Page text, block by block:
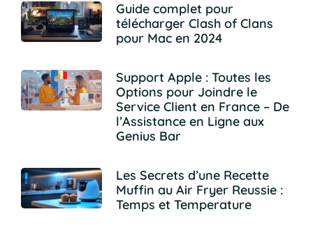
Guide complet pour
télécharger Clash of Clans
pour Mac en 2024
Support Apple : Toutes les
Options pour Joindre le
Service Client en France – De
l’Assistance en Ligne aux
Genius Bar
Les Secrets d’une Recette
Muffin au Air Fryer Reussie :
Temps et Temperature